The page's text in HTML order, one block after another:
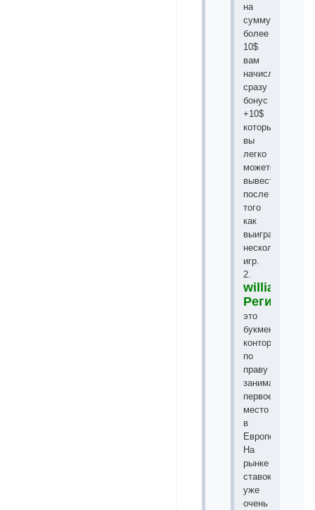
на
сумму
более
10$
вам
начисляют
сразу
бонус
+10$
который
вы
легко
можете
вывести
после
того
как
выиграете
несколько
игр.
2.
это
букмекерская
контора
по
праву
занимает
первое
место
в
Европе.
На
рынке
ставок
уже
очень